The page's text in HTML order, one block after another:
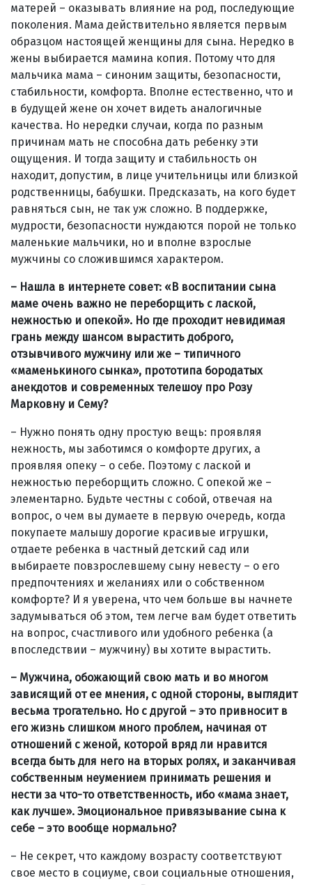
матерей – оказывать влияние на род, последующие
поколения. Мама действительно является первым
образцом настоящей женщины для сына. Нередко в
жены выбирается мамина копия. Потому что для
мальчика мама – синоним защиты, безопасности,
стабильности, комфорта. Вполне естественно, что и
в будущей жене он хочет видеть аналогичные
качества. Но нередки случаи, когда по разным
причинам мать не способна дать ребенку эти
ощущения. И тогда защиту и стабильность он
находит, допустим, в лице учительницы или близкой
родственницы, бабушки. Предсказать, на кого будет
равняться сын, не так уж сложно. В поддержке,
мудрости, безопасности нуждаются порой не только
маленькие мальчики, но и вполне взрослые
мужчины со сложившимся характером.
– Нашла в интернете совет: «В воспитании сына
маме очень важно не переборщить с лаской,
нежностью и опекой». Но где проходит невидимая
грань между шансом вырастить доброго,
отзывчивого мужчину или же – типичного
«маменькиного сынка», прототипа бородатых
анекдотов и современных телешоу про Розу
Марковну и Сему?
– Нужно понять одну простую вещь: проявляя
нежность, мы заботимся о комфорте других, а
проявляя опеку – о себе. Поэтому с лаской и
нежностью переборщить сложно. С опекой же –
элементарно. Будьте честны с собой, отвечая на
вопрос, о чем вы думаете в первую очередь, когда
покупаете малышу дорогие красивые игрушки,
отдаете ребенка в частный детский сад или
выбираете повзрослевшему сыну невесту – о его
предпочтениях и желаниях или о собственном
комфорте? И я уверена, что чем больше вы начнете
задумываться об этом, тем легче вам будет ответить
на вопрос, счастливого или удобного ребенка (а
впоследствии – мужчину) вы хотите вырастить.
– Мужчина, обожающий свою мать и во многом
зависящий от ее мнения, с одной стороны, выглядит
весьма трогательно. Но с другой – это привносит в
его жизнь слишком много проблем, начиная от
отношений с женой, которой вряд ли нравится
всегда быть для него на вторых ролях, и заканчивая
собственным неумением принимать решения и
нести за что-то ответственность, ибо «мама знает,
как лучше». Эмоциональное привязывание сына к
себе – это вообще нормально?
– Не секрет, что каждому возрасту соответствуют
свое место в социуме, свои социальные отношения,